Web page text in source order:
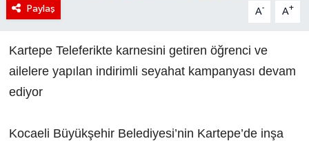
Paylaş A- A+
Kartepe Teleferikte karnesini getiren öğrenci ve
ailelere yapılan indirimli seyahat kampanyası devam
ediyor
Kocaeli Büyükşehir Belediyesi’nin Kartepe’de inşa